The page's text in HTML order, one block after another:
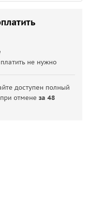
не нужно
доступен полный
при отменеза 48